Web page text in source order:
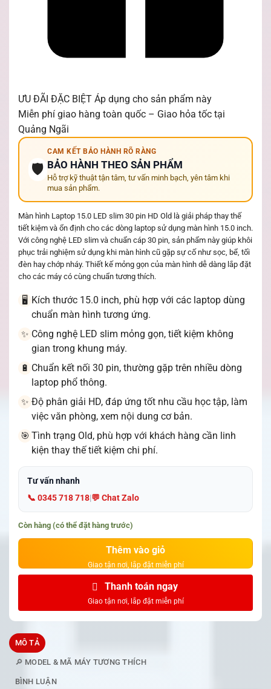
ƯU ĐÃI ĐẶC BIỆT Áp dụng cho sản phẩm này
Miễn phí giao hàng toàn quốc – Giao hỏa tốc tại
Quảng Ngãi
🛡️
CAM KẾT BẢO HÀNH RÕ RÀNG
BẢO HÀNH THEO SẢN PHẨM
Hỗ trợ kỹ thuật tận tâm, tư vấn minh bạch, yên tâm khi
mua sản phẩm.
Màn hình Laptop 15.0 LED slim 30 pin HD Old là giải pháp thay thế
tiết kiệm và ổn định cho các dòng laptop sử dụng màn hình 15.0 inch.
Với công nghệ LED slim và chuẩn cáp 30 pin, sản phẩm này giúp khôi
phục trải nghiệm sử dụng khi màn hình cũ gặp sự cố như sọc, bể, tối
đèn hay chớp nháy. Thiết kế mỏng gọn của màn hình dễ dàng lắp đặt
cho các máy có cùng chuẩn tương thích.
🖥️ Kích thước 15.0 inch, phù hợp với các laptop dùng
chuẩn màn hình tương ứng.
✨ Công nghệ LED slim mỏng gọn, tiết kiệm không
gian trong khung máy.
🔋 Chuẩn kết nối 30 pin, thường gặp trên nhiều dòng
laptop phổ thông.
✨ Độ phân giải HD, đáp ứng tốt nhu cầu học tập, làm
việc văn phòng, xem nội dung cơ bản.
🎯 Tình trạng Old, phù hợp với khách hàng cần linh
kiện thay thế tiết kiệm chi phí.
Tư vấn nhanh
📞 0345 718 718|💬 Chat Zalo
Còn hàng (có thể đặt hàng trước)
Thêm vào giỏ
Thanh toán ngay
MÔ TẢ
🔎 MODEL & MÃ MÁY TƯƠNG THÍCH
BÌNH LUẬN